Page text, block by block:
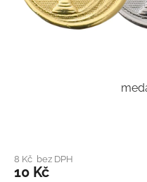
8 Kč bez DPH
10 Kč